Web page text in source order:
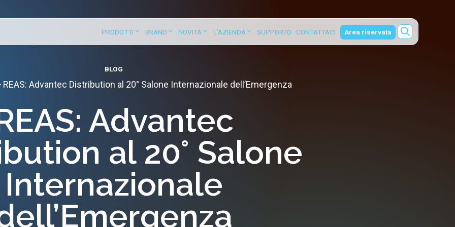
PRODOTTI BRAND NOVITÀ L’AZIENDA SUPPORTO CONTATTACI Area riservata
BLOG
REAS: Advantec Distribution al 20° Salone Internazionale dell’Emergenza
Advantec
al 20° Salone
Internazionale